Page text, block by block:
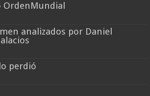
OrdenMundial
analizados por Daniel
perdió